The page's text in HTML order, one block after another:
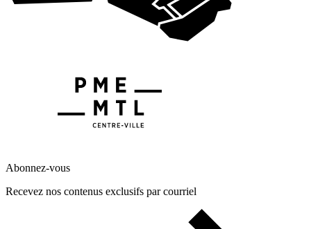
Abonnez-vous
Recevez nos contenus exclusifs par courriel